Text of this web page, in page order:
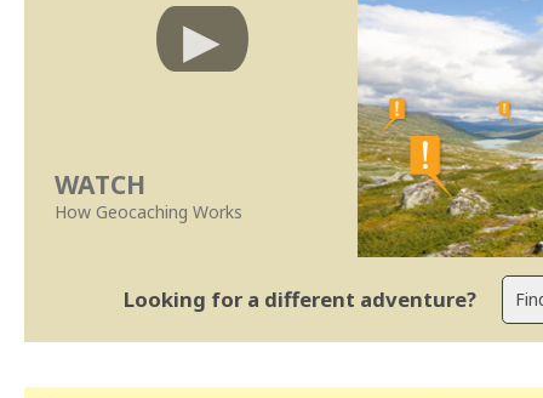
WATCH
How Geocaching Works
Looking for a different adventure?